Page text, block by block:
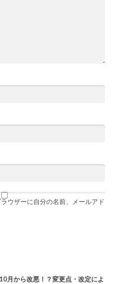
ウザーに自分の名前、メールアド
月から改悪！？変更点・改定によ